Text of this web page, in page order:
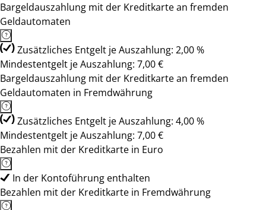
Bargeldauszahlung mit der Kreditkarte an fremden
Geldautomaten
Zusätzliches Entgelt je Auszahlung: 2,00 %
Mindestentgelt je Auszahlung: 7,00 €
Bargeldauszahlung mit der Kreditkarte an fremden
Geldautomaten in Fremdwährung
Zusätzliches Entgelt je Auszahlung: 4,00 %
Mindestentgelt je Auszahlung: 7,00 €
Bezahlen mit der Kreditkarte in Euro
In der Kontoführung enthalten
Bezahlen mit der Kreditkarte in Fremdwährung